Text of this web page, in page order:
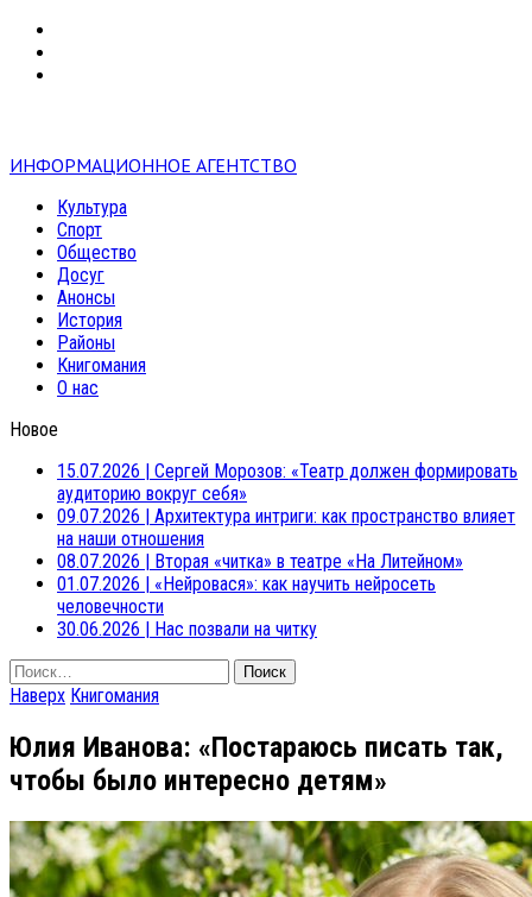
ИНФОРМАЦИОННОЕ АГЕНТСТВО
Культура
Спорт
Общество
Досуг
Анонсы
История
Районы
Книгомания
О нас
Новое
15.07.2026 | Сергей Морозов: «Театр должен формировать
аудиторию вокруг себя»
09.07.2026 | Архитектура интриги: как пространство влияет
на наши отношения
08.07.2026 | Вторая «читка» в театре «На Литейном»
01.07.2026 | «Нейровася»: как научить нейросеть
человечности
30.06.2026 | Нас позвали на читку
Найти:
Наверх Книгомания
Юлия Иванова: «Постараюсь писать так,
чтобы было интересно детям»